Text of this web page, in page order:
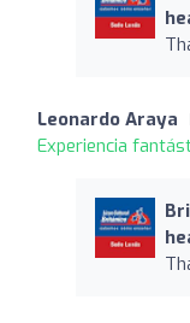
Leonardo Araya
Experiencia